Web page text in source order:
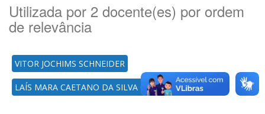
Utilizada por 2 docente(es) por ordem
de relevância
VITOR JOCHIMS SCHNEIDER
LAÍS MARA CAETANO DA SILVA CORCINI